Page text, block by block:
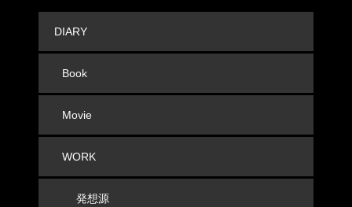
DIARY
Book
Movie
WORK
発想源